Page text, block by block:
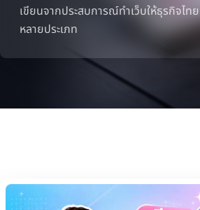
เขียนจากประสบการณ์ทำเว็บให้ธุรกิจไทย
หลายประเภท